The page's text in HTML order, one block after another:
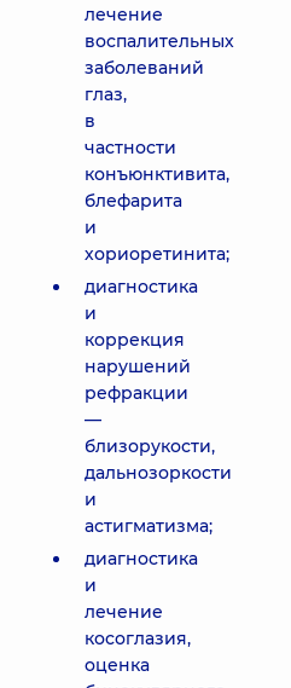
лечение
воспалительных
заболеваний
глаз,
в
частности
конъюнктивита,
блефарита
и
хориоретинита;
диагностика
и
коррекция
нарушений
рефракции
—
близорукости,
дальнозоркости
и
астигматизма;
диагностика
и
лечение
косоглазия,
оценка